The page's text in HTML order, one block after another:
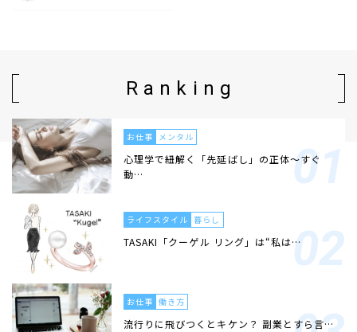
Ranking
お仕事 メンタル
心理学で紐解く「先延ばし」の正体〜すぐ
動…
ライフスタイル 暮らし
TASAKI「クーゲル リング」は“私は…
お仕事 働き方
流行りに飛びつくとキケン？ 副業とすら言…